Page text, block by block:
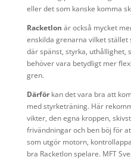
eller det som kanske komma
Racketlon är också mycket
enskilda grenarna vilket stället
där spänst, styrka, uthållighet,
behöver vara betydligt mer
gren.
Därförkan det vara bra att
med styrketräning. Här
vikter, den egna kroppen,
frivändningar och ben böj för
som utgör motorn,
bra Racketlon spelare. MFT